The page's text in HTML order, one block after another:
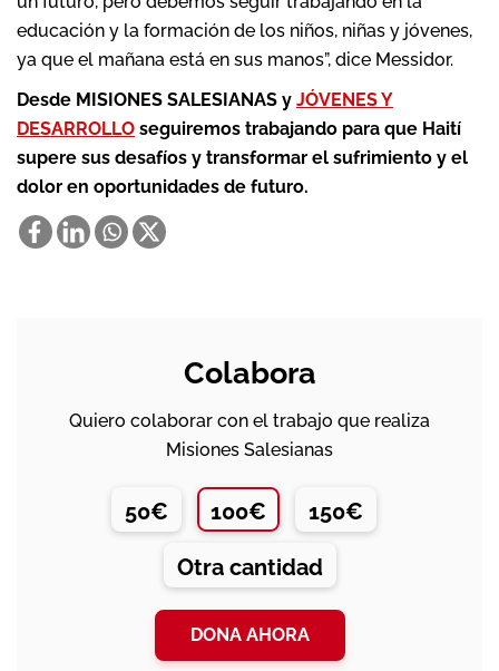
educación y la formación de los niños, niñas y jóvenes,
ya que el mañana está en sus manos”, dice Messidor.
Desde MISIONES SALESIANAS y JÓVENES Y
DESARROLLO seguiremos trabajando para que Haití
supere sus desafíos y transformar el sufrimiento y el
dolor en oportunidades de futuro.
Colabora
Quiero colaborar con el trabajo que realiza
Misiones Salesianas
50€ 100€ 150€
Otra cantidad
DONA AHORA